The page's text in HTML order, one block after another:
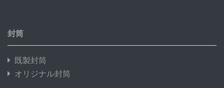
封筒
既製封筒
オリジナル封筒